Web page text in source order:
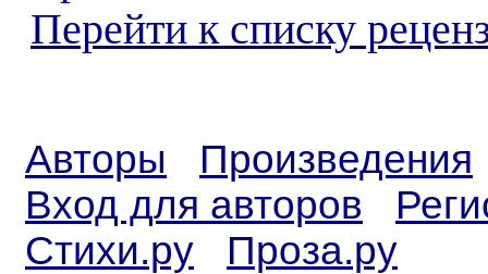
Перейти к списку
Авторы
Произведения
Вход для авторов
Стихи.ру
Проза.ру